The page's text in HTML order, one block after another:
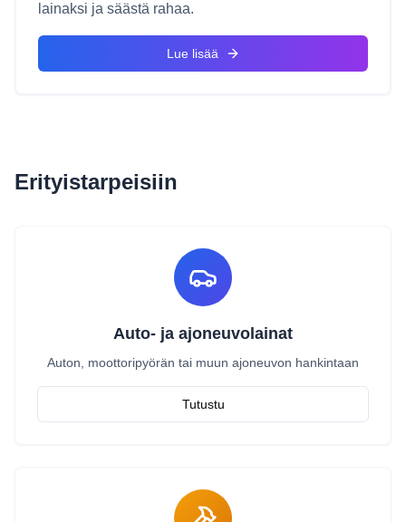
lainaksi ja säästä rahaa.
Lue lisää
Erityistarpeisiin
Auto- ja ajoneuvolainat
Auton, moottoripyörän tai muun ajoneuvon hankintaan
Tutustu